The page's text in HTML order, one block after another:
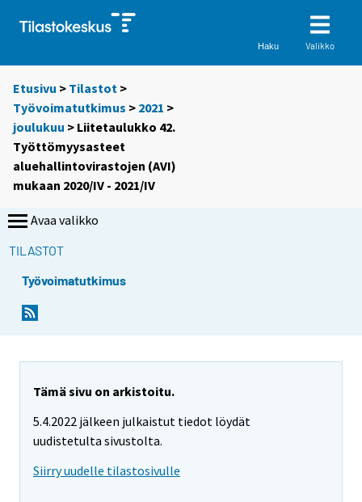
Haku Valikko
Etusivu > Tilastot >
Työvoimatutkimus > 2021 >
joulukuu > Liitetaulukko 42.
Työttömyysasteet
aluehallintovirastojen (AVI)
mukaan 2020/IV - 2021/IV
Avaa valikko
TILASTOT
Työvoimatutkimus
Tämä sivu on arkistoitu.
5.4.2022 jälkeen julkaistut tiedot löydät
uudistetulta sivustolta.
Siirry uudelle tilastosivulle